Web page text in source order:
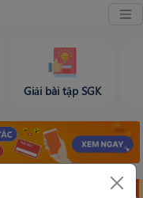
Giải bài tập SGK
Bảng thành tích